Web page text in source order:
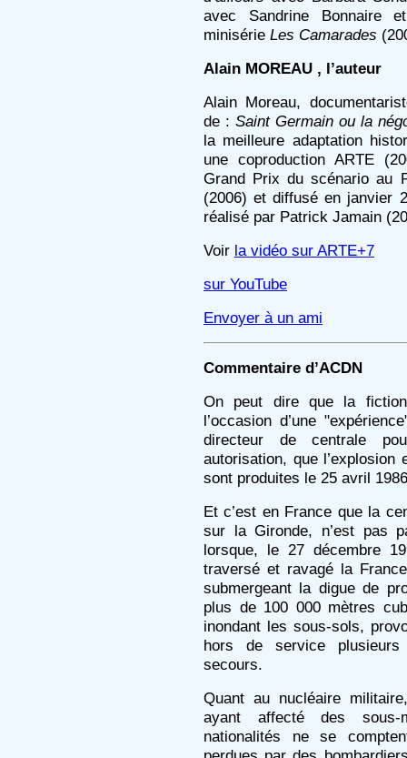
avec Sandrine Bonnaire
minisérie Les Camarades
Alain MOREAU , l’auteur
Alain Moreau,
de : Saint Germain ou la
la meilleure adaptation
une coproduction ARTE
Grand Prix du scénario au
(2006) et diffusé en janvier
réalisé par Patrick Jamain
Voir la vidéo sur ARTE+7
sur YouTube
Envoyer à un ami
Commentaire d’ACDN
On peut dire que la
l’occasion d’une
directeur de centrale
autorisation, que
sont produites le 25 avril
Et c’est en France que la
sur la Gironde, n’est pas
lorsque, le 27 décembre
traversé et ravagé la
submergeant la digue de
plus de 100 000 mètres
inondant les sous-sols,
hors de service
secours.
Quant au nucléaire
ayant affecté des sous-
nationalités ne se